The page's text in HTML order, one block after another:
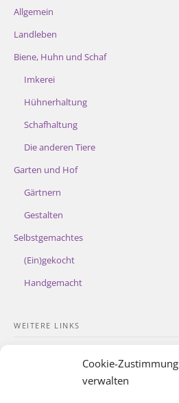
Cookie-Zustimmung
verwalten
Allgemein
Landleben
Biene, Huhn und Schaf
Imkerei
Hühnerhaltung
Schafhaltung
Die anderen Tiere
Garten und Hof
Gärtnern
Gestalten
Selbstgemachtes
(Ein)gekocht
Handgemacht
WEITERE LINKS